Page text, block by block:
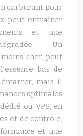
carburant pour
peut entraîner
et une
Un
cher, peut
bas de
mais il
optimales
ou VPS, en
et de contrôle,
et une